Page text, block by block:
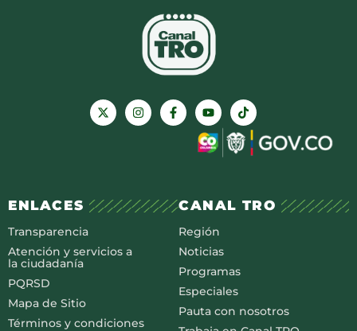
ENLACES
Transparencia
Atención y servicios a
la ciudadanía
PQRSD
Mapa de Sitio
Términos y condiciones
CANAL TRO
Región
Noticias
Programas
Especiales
Pauta con nosotros